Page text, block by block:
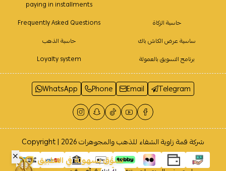
paying in installments
Frequently Asked Questions
حاسبة الزكاة
حاسبة الذهب
ساسية عرض الكاش باك
Loyalty system
برنامج التسويق بالعمولة
WhatsApp Phone Email Telegram
Copyright | 2026شركة قمة زاوية الشفاء للذهب والمجوهرات
تسوَّق بسهولة في التطبيق